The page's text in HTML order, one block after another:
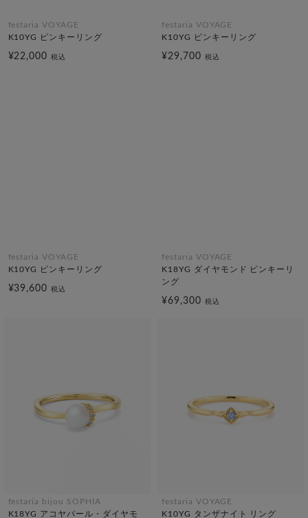
festaria VOYAGE
K10YG ピンキーリング
¥22,000税込
festaria VOYAGE
K10YG ピンキーリング
¥29,700 税込
festaria VOYAGE
K10YG ピンキーリング
¥39,600税込
festaria VOYAGE
K18YG ダイヤモンド ピンキーリ
ング
¥69,300 税込
festaria bijou SOPHIA
K18YG アコヤパール・ダイヤモ
festaria VOYAGE
K10YG タンザナイト リング